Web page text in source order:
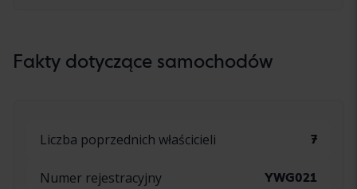
również jako ESP.
Fakty dotyczące samochodów
Liczba poprzednich właścicieli 7
Numer rejestracyjny YWG021